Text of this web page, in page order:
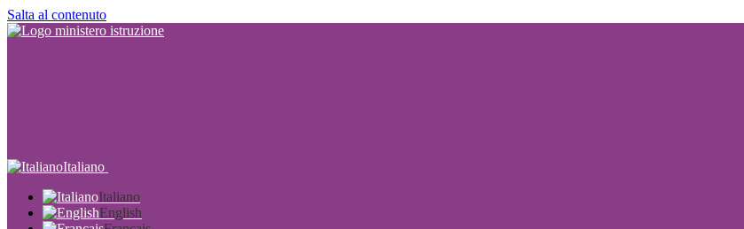
Salta al contenuto
Italiano
Italiano
English